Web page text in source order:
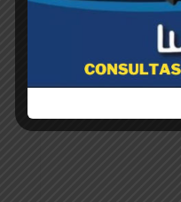
MACETA
Vasito Nro 9